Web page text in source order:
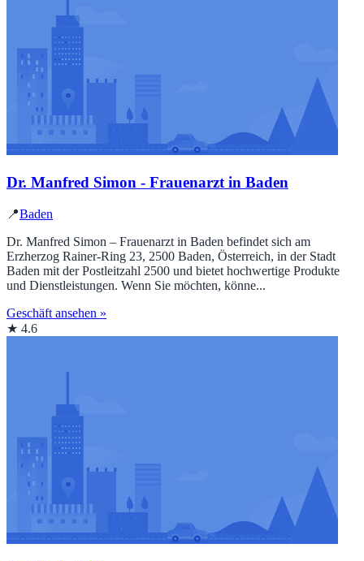
Dr. Manfred Simon - Frauenarzt in Baden
📍Baden
Dr. Manfred Simon – Frauenarzt in Baden befindet sich am
Erzherzog Rainer-Ring 23, 2500 Baden, Österreich, in der Stadt
Baden mit der Postleitzahl 2500 und bietet hochwertige Produkte
und Dienstleistungen. Wenn Sie möchten, könne...
Geschäft ansehen »
★ 4.6